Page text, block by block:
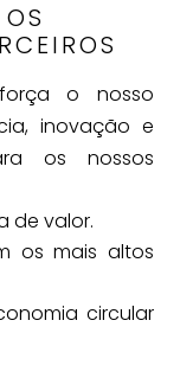
o nosso
inovação e
os nossos
de valor.
os mais altos
circular